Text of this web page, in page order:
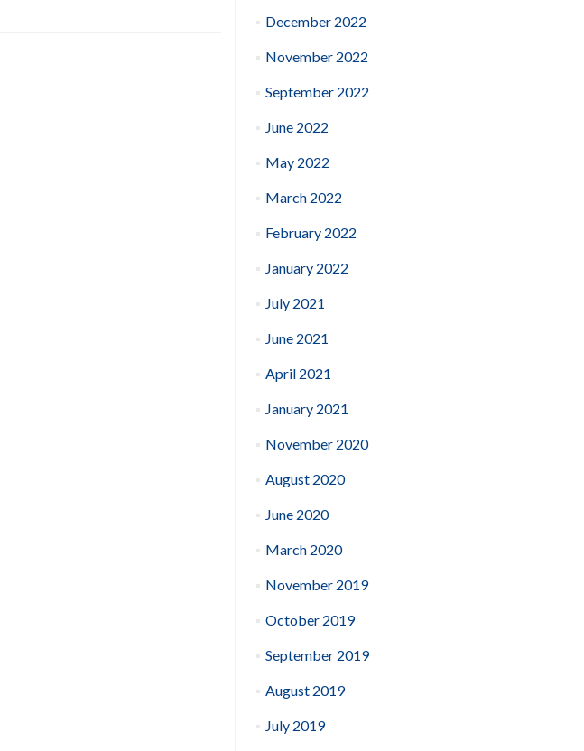
December 2022
November 2022
September 2022
June 2022
May 2022
March 2022
February 2022
January 2022
July 2021
June 2021
April 2021
January 2021
November 2020
August 2020
June 2020
March 2020
November 2019
October 2019
September 2019
August 2019
July 2019